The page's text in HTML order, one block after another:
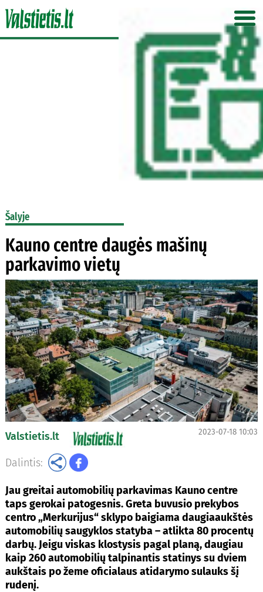
Šalyje
Kauno centre daugės mašinų
parkavimo vietų
Valstietis.lt 2023-07-18 10:03
Dalintis:
Jau greitai automobilių parkavimas Kauno centre
taps gerokai patogesnis. Greta buvusio prekybos
centro „Merkurijus“ sklypo baigiama daugiaaukštės
automobilių saugyklos statyba – atlikta 80 procentų
darbų. Jeigu viskas klostysis pagal planą, daugiau
kaip 260 automobilių talpinantis statinys su dviem
aukštais po žeme oficialaus atidarymo sulauks šį
rudenį.